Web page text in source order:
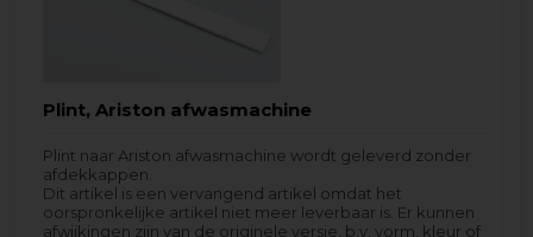
Plint, Ariston afwasmachine
Plint naar Ariston afwasmachine wordt geleverd zonder
afdekkappen.
Dit artikel is een vervangend artikel omdat het
oorspronkelijke artikel niet meer leverbaar is. Er kunnen
afwijkingen zijn van de originele versie, b.v. vorm, kleur of